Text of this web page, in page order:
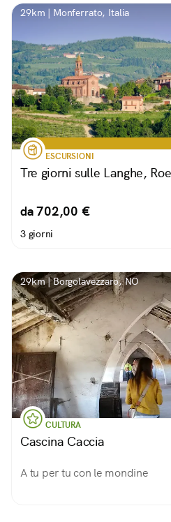
29km | Monferrato, Italia
ESCURSIONI
Tre giorni sulle Langhe,
da 702,00 €
3 giorni
29km | Borgolavezzaro, NO
CULTURA
Cascina Caccia
A tu per tu con le mondine